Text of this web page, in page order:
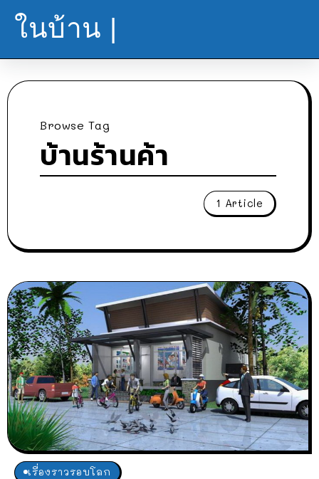
ในบ้าน |
Browse Tag
บ้านร้านค้า
1 Article
เรื่องราวรอบโลก